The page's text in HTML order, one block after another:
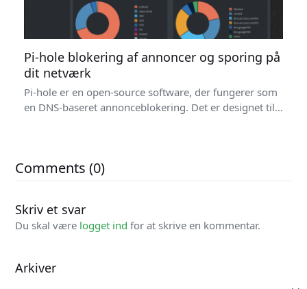
Pi-hole blokering af annoncer og sporing på
dit netværk
Pi-hole er en open-source software, der fungerer som
en DNS-baseret annonceblokering. Det er designet til…
Comments (0)
Skriv et svar
Du skal være logget ind for at skrive en kommentar.
Arkiver